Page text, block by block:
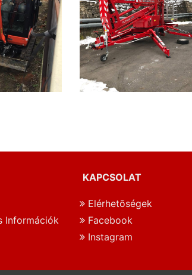
Információk
KAPCSOLAT
Elérhetōségek
Facebook
Instagram